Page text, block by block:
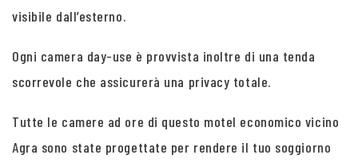
visibile dall’esterno.
Ogni camera day-use è provvista inoltre di una tenda
scorrevole che assicurerà una privacy totale.
Tutte le camere ad ore di questo motel economico vicino
Agra sono state progettate per rendere il tuo soggiorno